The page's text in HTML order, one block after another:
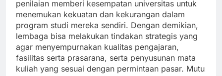
penilaian memberi kesempatan universitas untuk
menemukan kekuatan dan kekurangan dalam
program studi mereka sendiri. Dengan demikian,
lembaga bisa melakukan tindakan strategis yang
agar menyempurnakan kualitas pengajaran,
fasilitas serta prasarana, serta penyusunan mata
kuliah yang sesuai dengan permintaan pasar. Mutu